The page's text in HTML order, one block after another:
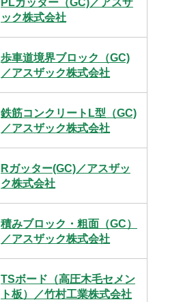
PLガッター（GC)／アスザ
ック株式会社
歩車道境界ブロック（GC)
／アスザック株式会社
鉄筋コンクリートL型（GC)
／アスザック株式会社
Rガッター(GC)／アスザッ
ク株式会社
積みブロック・粗面（GC）
／アスザック株式会社
TSボード（高圧木毛セメン
ト板）／竹村工業株式会社